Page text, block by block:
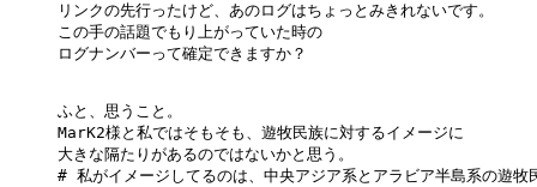
リンクの先行ったけど、あのログはちょっとみきれないです。
この手の話題でもり上がっていた時の
ログナンバーって確定できますか？
ふと、思うこと。
MarK2様と私ではそもそも、遊牧民族に対するイメージに
大きな隔たりがあるのではないかと思う。
# 私がイメージしてるのは、中央アジア系とアラビア半島系の遊牧